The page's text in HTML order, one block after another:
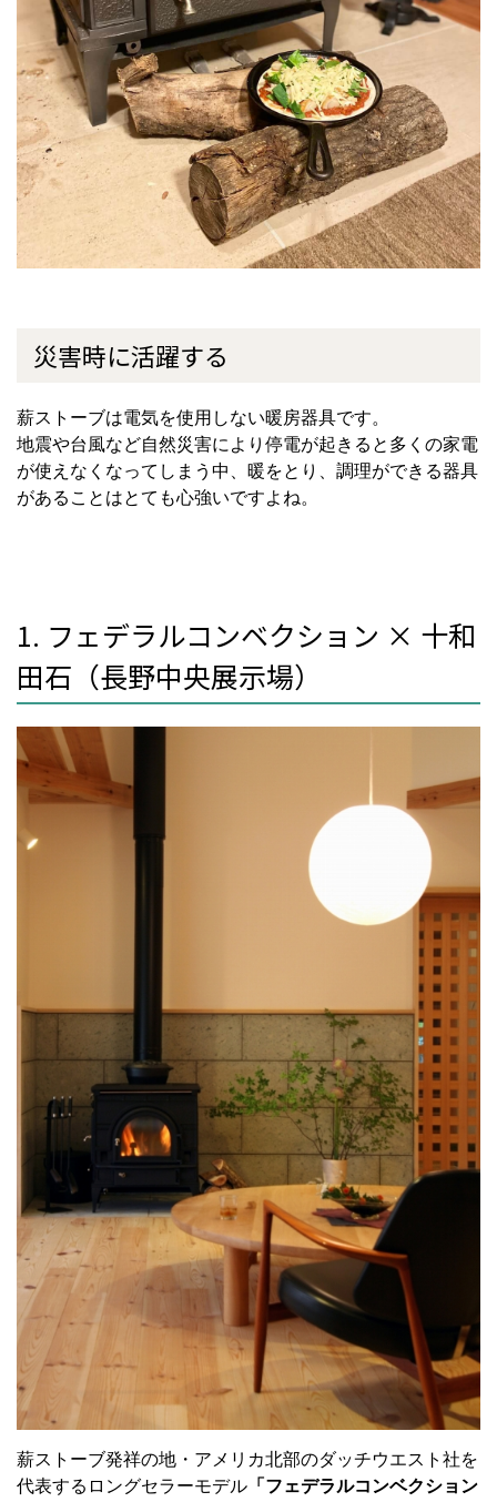
災害時に活躍する
薪ストーブは電気を使用しない暖房器具です。
地震や台風など自然災害により停電が起きると多くの家電
が使えなくなってしまう中、暖をとり、調理ができる器具
があることはとても心強いですよね。
1. フェデラルコンベクション × 十和
田石（長野中央展示場）
薪ストーブ発祥の地・アメリカ北部のダッチウエスト社を
代表するロングセラーモデル 「フェデラルコンベクション